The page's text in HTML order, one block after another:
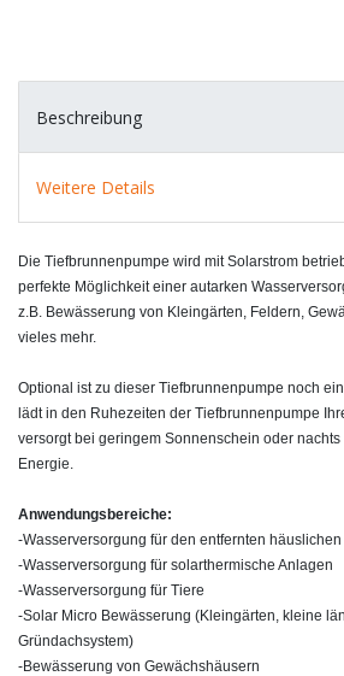
Beschreibung
Weitere Details
Die Tiefbrunnenpumpe wird mit Solarstrom
perfekte Möglichkeit einer autarken
z.B. Bewässerung von Kleingärten, Feldern,
vieles mehr.
Optional ist zu dieser Tiefbrunnenpumpe noch
lädt in den Ruhezeiten der Tiefbrunnenpumpe
versorgt bei geringem Sonnenschein oder
Energie.
Anwendungsbereiche:
-Wasserversorgung für den entfernten
-Wasserversorgung für solarthermische Anlagen
-Wasserversorgung für Tiere
-Solar Micro Bewässerung (Kleingärten, kleine
Gründachsystem)
-Bewässerung von Gewächshäusern